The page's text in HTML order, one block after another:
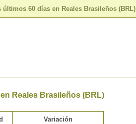
últimos 60 días en Reales Brasileños (BRL)
Reales Brasileños (BRL)
Variación